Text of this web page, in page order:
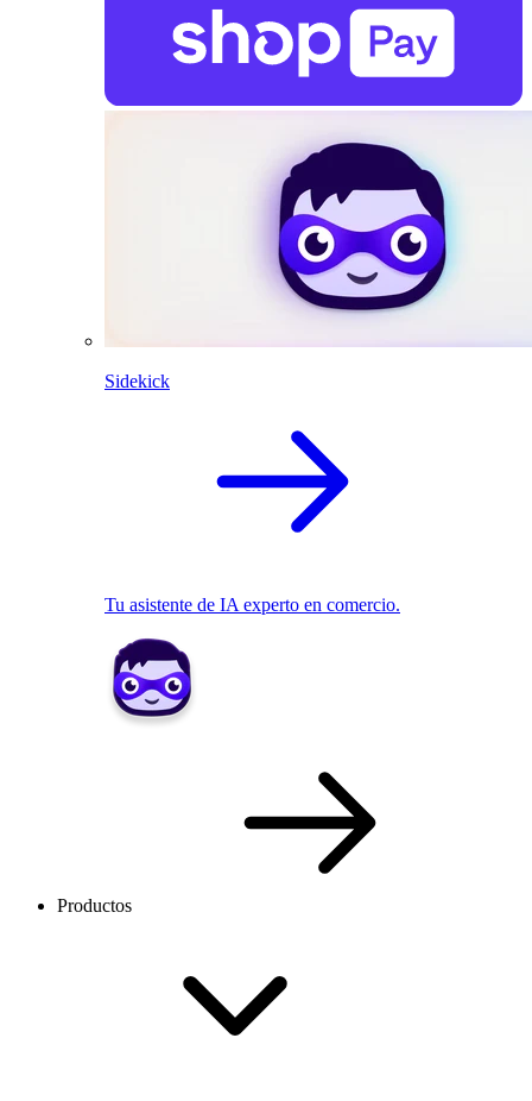
Sidekick
Tu asistente de IA experto en comercio.
Productos